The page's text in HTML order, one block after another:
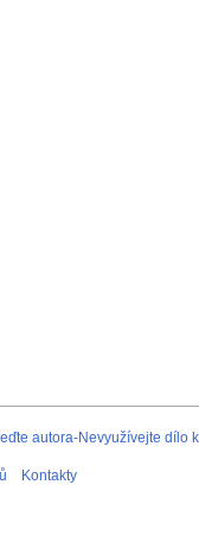
autora-Nevyužívejte dílo
Kontakty